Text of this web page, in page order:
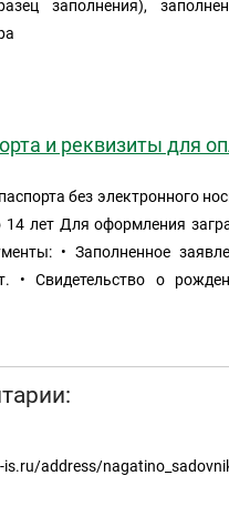
и реквизиты для
без электронного
лет Для оформления
• Заполненное
Свидетельство о
is.ru/address/